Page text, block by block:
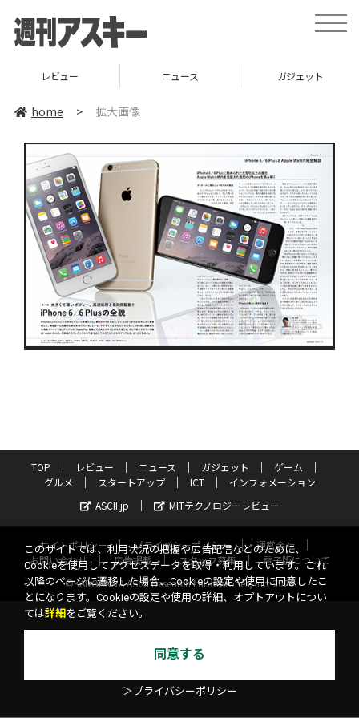
toggle
レビュー ニュース ガジェット
home > 拡大画像
TOP レビュー ニュース ガジェット
ゲーム
グルメ
スタートアップ ICT
インフォメーション
ASCII.jp
MITテクノロジーレビュー
サイトポリシー プライバシーポリシー
運営会社
お問い合わせ
広告掲載 スタッフ募集
電子版について
©KADOKAWA ASCII Research Laboratories, Inc. 2026
このサイトでは、利用状況の把握や広告配信などのために、
Cookieを使用してアクセスデータを取得・利用しています。これ
以降のページに遷移した場合、Cookieの設定や使用に同意したこ
とになります。Cookieの設定や使用の詳細、オプトアウトについ
ては詳細 をご覧ください。
同意する
＞プライバシーポリシー